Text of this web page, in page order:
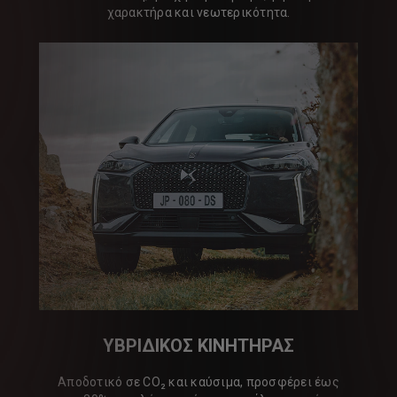
χαρακτήρα και νεωτερικότητα.
ΥΒΡΙΔΙΚΟΣ ΚΙΝΗΤΗΡΑΣ
Αποδοτικό σε CO₂ και καύσιμα, προσφέρει έως